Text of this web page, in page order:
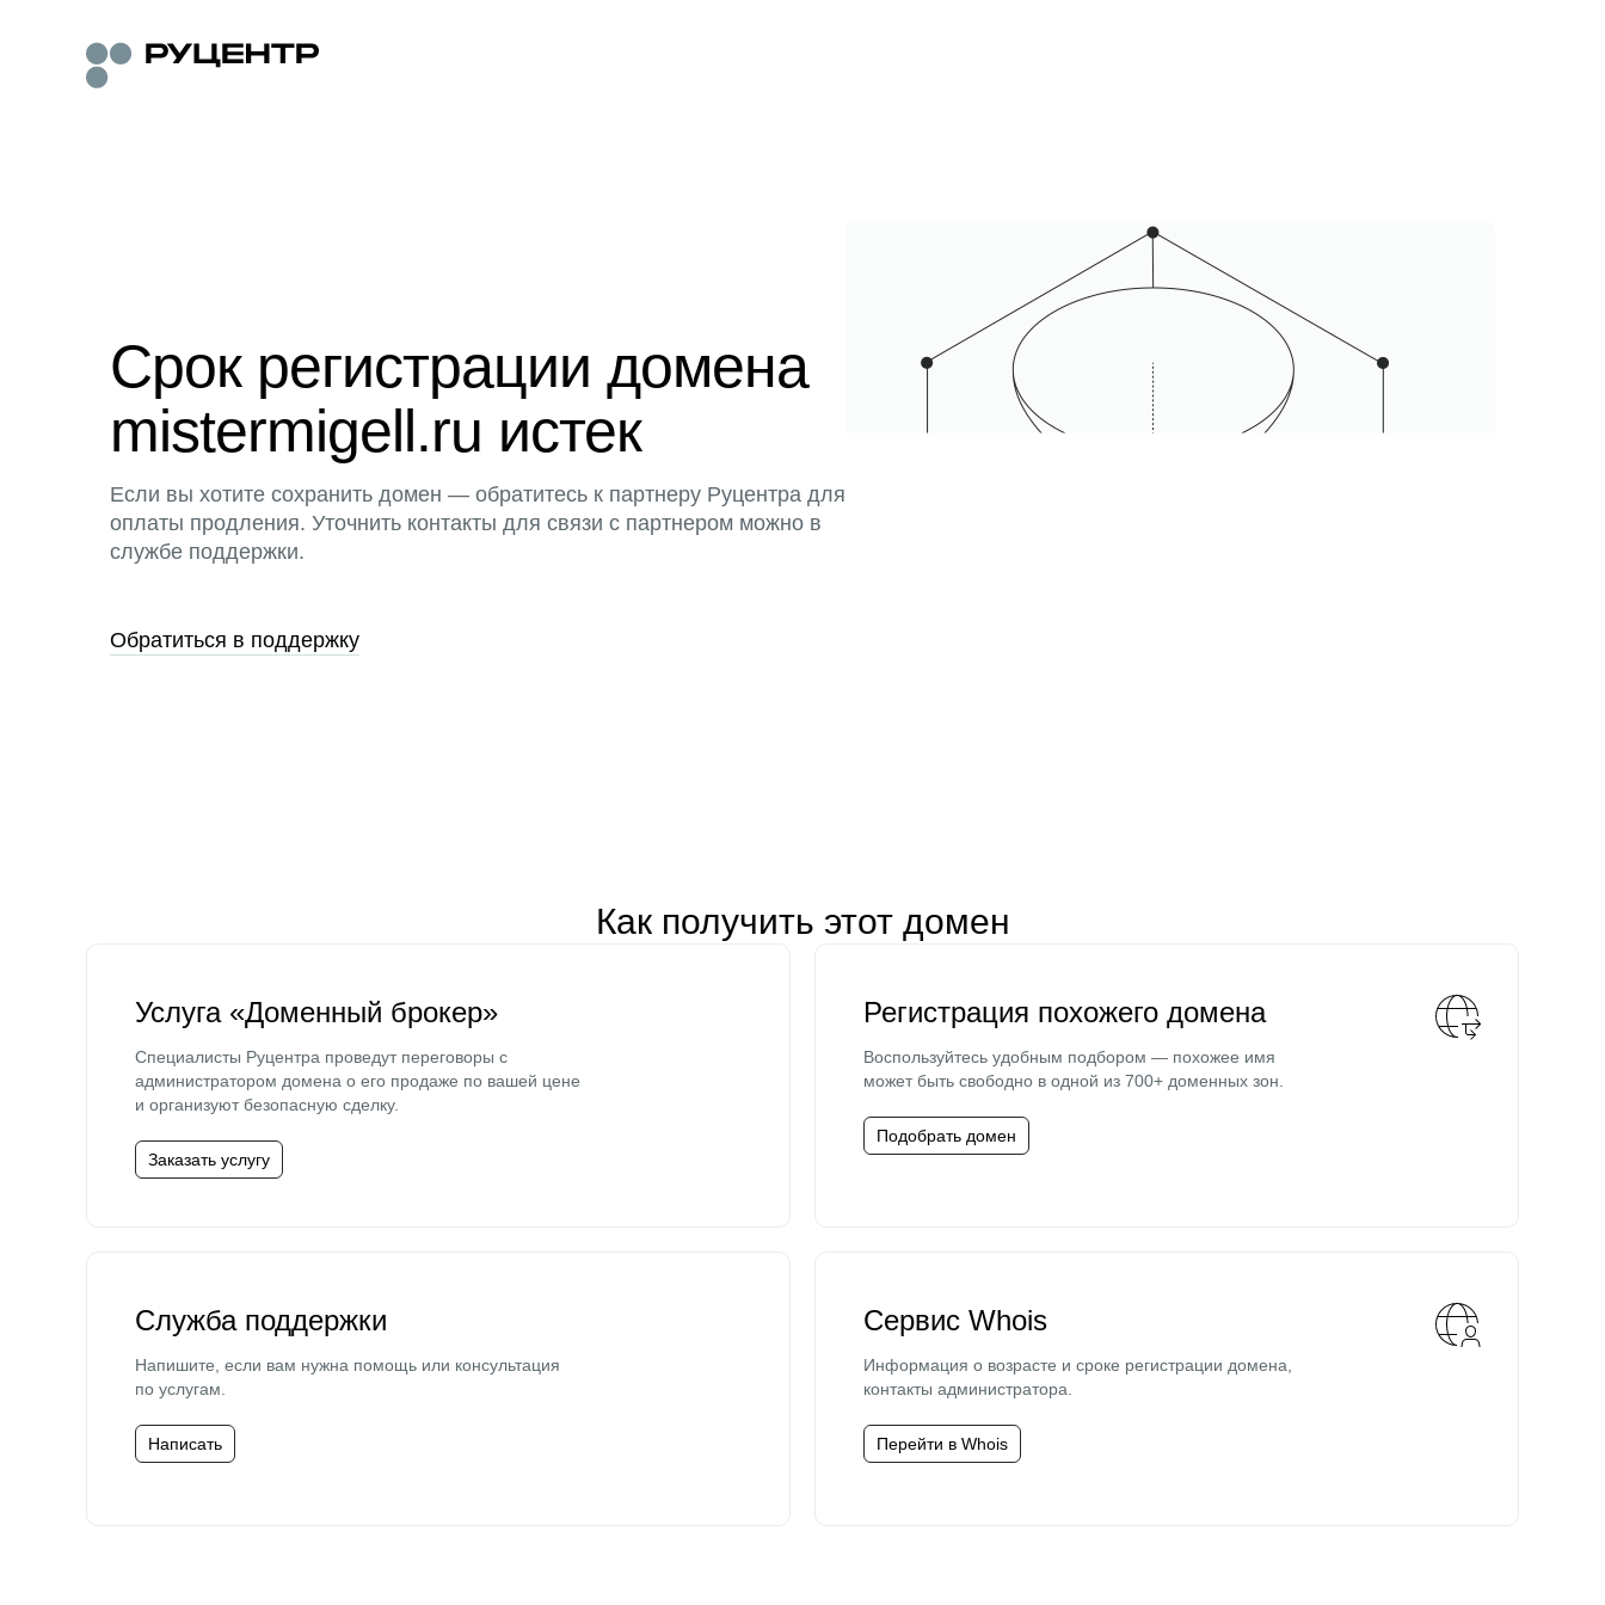
Срок регистрации домена
mistermigell.ru истек
Если вы хотите сохранить домен — обратитесь к партнеру Руцентра для
оплаты продления. Уточнить контакты для связи с партнером можно в
службе поддержки.
Обратиться в поддержку
Как получить этот домен
Услуга «Доменный брокер»
Специалисты Руцентра проведут переговоры с
администратором домена о его продаже по вашей цене
и организуют безопасную сделку.
Заказать услугу
Регистрация похожего домена
Воспользуйтесь удобным подбором — похожее имя
может быть свободно в одной из 700+ доменных зон.
Подобрать домен
Служба поддержки
Напишите, если вам нужна помощь или консультация
по услугам.
Написать
Сервис Whois
Информация о возрасте и сроке регистрации домена,
контакты администратора.
Перейти в Whois